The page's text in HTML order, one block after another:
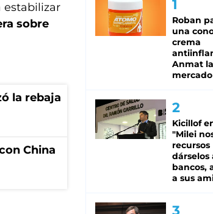
estabilizar
sobre
la rebaja
China
Roban
una
crema
Anmat
mercado
Kicillof
"Milei
recursos
dárselos
bancos,
a sus